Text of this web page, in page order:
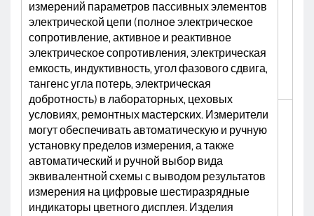
измерений параметров пассивных элементов
электрической цепи (полное электрическое
сопротивление, активное и реактивное
электрическое сопротивления, электрическая
емкость, индуктивность, угол фазового сдвига,
тангенс угла потерь, электрическая
добротность) в лабораторных, цеховых
условиях, ремонтных мастерских. Измерители
могут обеспечивать автоматическую и ручную
установку пределов измерения, а также
автоматический и ручной выбор вида
эквивалентной схемы с выводом результатов
измерения на цифровые шестиразрядные
индикаторы цветного дисплея. Изделия